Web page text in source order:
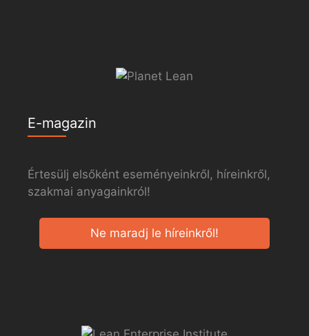
E-magazin
Értesülj elsőként eseményeinkről, híreinkről,
szakmai anyagainkról!
Ne maradj le híreinkről!